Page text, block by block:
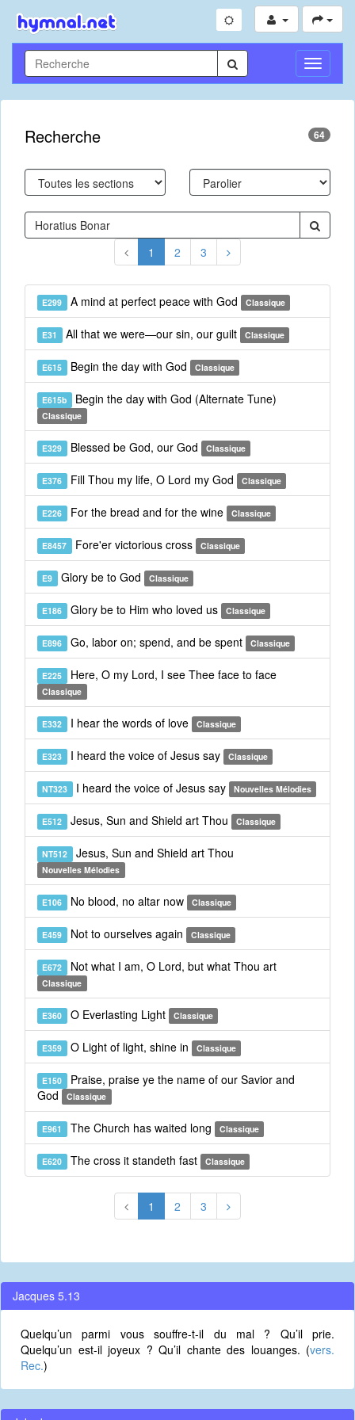
Toggle
Recherche 64
1 2 3
E299 A mind at perfect peace with God Classique
E31 All that we were—our sin, our guilt Classique
E615 Begin the day with God Classique
E615b Begin the day with God (Alternate Tune)
Classique
E329 Blessed be God, our God Classique
E376 Fill Thou my life, O Lord my God Classique
E226 For the bread and for the wine Classique
E8457 Fore'er victorious cross Classique
E9 Glory be to God Classique
E186 Glory be to Him who loved us Classique
E896 Go, labor on; spend, and be spent Classique
E225 Here, O my Lord, I see Thee face to face
Classique
E332 I hear the words of love Classique
E323 I heard the voice of Jesus say Classique
NT323 I heard the voice of Jesus say Nouvelles Mélodies
E512 Jesus, Sun and Shield art Thou Classique
NT512 Jesus, Sun and Shield art Thou
Nouvelles Mélodies
E106 No blood, no altar now Classique
E459 Not to ourselves again Classique
E672 Not what I am, O Lord, but what Thou art
Classique
E360 O Everlasting Light Classique
E359 O Light of light, shine in Classique
E150 Praise, praise ye the name of our Savior and
God
Classique
E961 The Church has waited long Classique
E620 The cross it standeth fast Classique
1 2 3
Jacques 5.13
Quelqu’un parmi vous souffre-t-il du mal ? Qu’il prie.
Quelqu’un est-il joyeux ? Qu’il chante des louanges. (vers.
Rec.)